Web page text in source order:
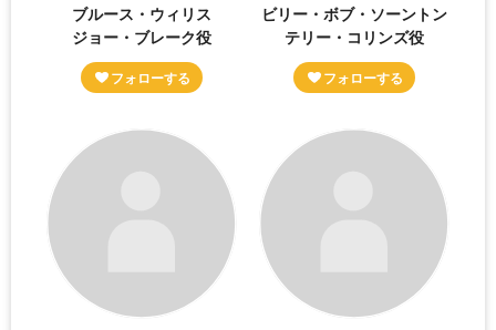
ブルース・ウィリス
ジョー・ブレーク役
ビリー・ボブ・ソーントン
テリー・コリンズ役